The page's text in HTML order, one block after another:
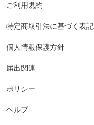
ご利用規約
特定商取引法に基づく表記
個人情報保護方針
届出関連
ポリシー
ヘルプ